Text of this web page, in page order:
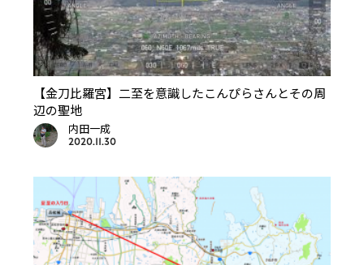
【金刀比羅宮】二至を意識したこんぴらさんとその周
辺の聖地
内田一成
2020.11.30